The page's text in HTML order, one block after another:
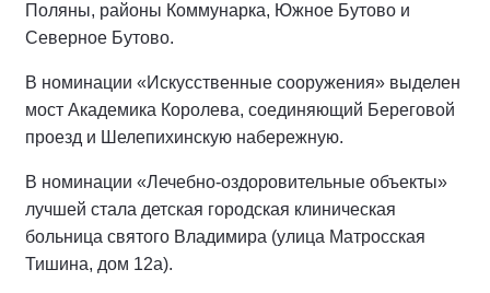
Поляны, районы Коммунарка, Южное Бутово и
Северное Бутово.
В номинации «Искусственные сооружения» выделен
мост Академика Королева, соединяющий Береговой
проезд и Шелепихинскую набережную.
В номинации «Лечебно-оздоровительные объекты»
лучшей стала детская городская клиническая
больница святого Владимира (улица Матросская
Тишина, дом 12а).